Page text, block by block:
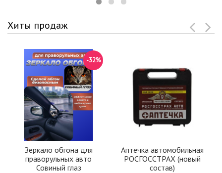
Хиты продаж
Зеркало обгона для
праворульных авто
Совиный глаз
-32%
Аптечка автомобильная
РОСГОССТРАХ (новый
состав)